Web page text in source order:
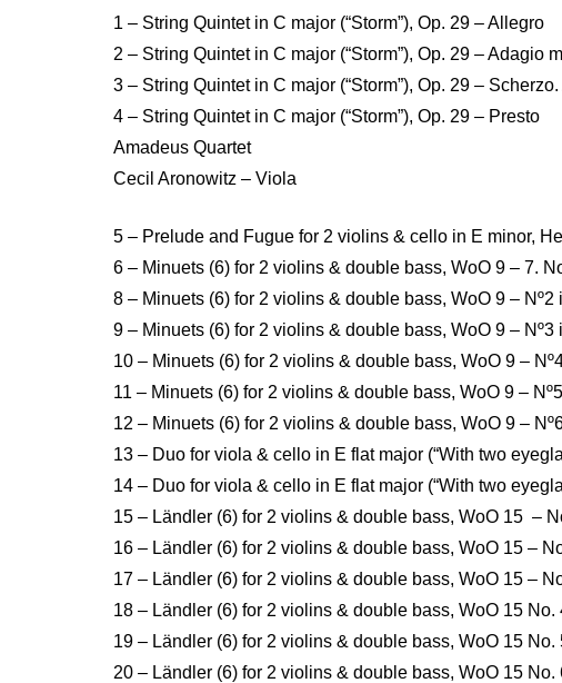
1 – String Quintet in C major (“Storm”), Op. 29 – Allegro
2 – String Quintet in C major (“Storm”), Op. 29 – Adagio
3 – String Quintet in C major (“Storm”), Op. 29 –
4 – String Quintet in C major (“Storm”), Op. 29 – Presto
Amadeus Quartet
Cecil Aronowitz – Viola
5 – Prelude and Fugue for 2 violins & cello in E minor,
6 – Minuets (6) for 2 violins & double bass, WoO 9 – 7.
8 – Minuets (6) for 2 violins & double bass, WoO 9 – Nº2
9 – Minuets (6) for 2 violins & double bass, WoO 9 – Nº3
10 – Minuets (6) for 2 violins & double bass, WoO 9 –
11 – Minuets (6) for 2 violins & double bass, WoO 9 –
12 – Minuets (6) for 2 violins & double bass, WoO 9 –
13 – Duo for viola & cello in E flat major (“With two
14 – Duo for viola & cello in E flat major (“With two
15 – Ländler (6) for 2 violins & double bass, WoO 15 –
16 – Ländler (6) for 2 violins & double bass, WoO 15 –
17 – Ländler (6) for 2 violins & double bass, WoO 15 –
18 – Ländler (6) for 2 violins & double bass, WoO 15 No.
19 – Ländler (6) for 2 violins & double bass, WoO 15 No.
20 – Ländler (6) for 2 violins & double bass, WoO 15 No.